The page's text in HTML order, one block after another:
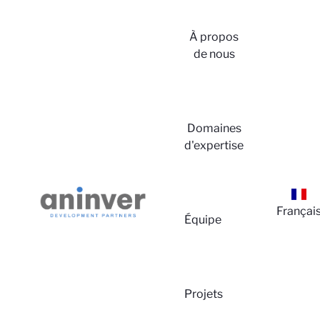
À propos
de nous
Domaines
d'expertise
Équipe
Projets